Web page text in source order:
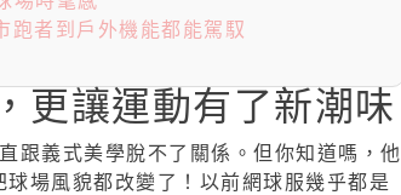
跑者到戶外機能都能駕馭
更讓運動有了新潮味
跟義式美學脫不了關係。但你知道嗎，他
場風貌都改變了！以前網球服幾乎都是